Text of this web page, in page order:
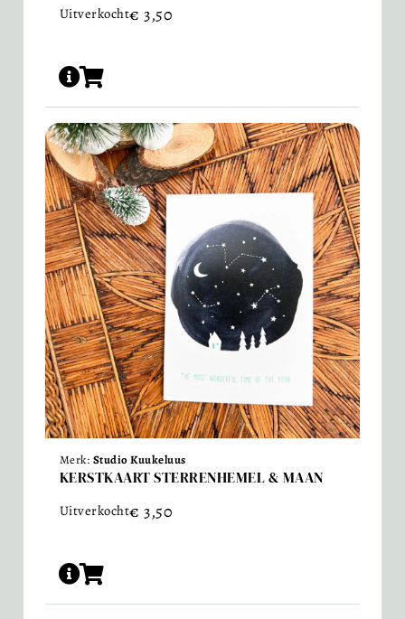
Uitverkocht€ 3,50
Merk: Studio Kuukeluus
KERSTKAART STERRENHEMEL & MAAN
Uitverkocht€ 3,50